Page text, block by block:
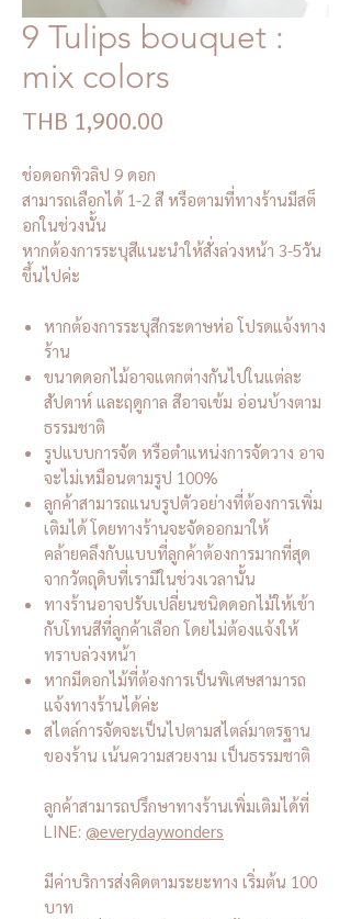
9 Tulips bouquet :
mix colors
THB 1,900.00
ช่อดอกทิวลิป 9 ดอก
สามารถเลือกได้ 1-2 สี หรือตามที่ทางร้านมีสต็
อกในช่วงนั้น
หากต้องการระบุสีแนะนำให้สั่งล่วงหน้า 3-5วัน
ขึ้นไปค่ะ
หากต้องการระบุสีกระดาษห่อ โปรดแจ้งทาง
ร้าน
ขนาดดอกไม้อาจแตกต่างกันไปในแต่ละ
สัปดาห์ และฤดูกาล สีอาจเข้ม อ่อนบ้างตาม
ธรรมชาติ
รูปแบบการจัด หรือตำแหน่งการจัดวาง อาจ
จะไม่เหมือนตามรูป 100%
ลูกค้าสามารถแนบรูปตัวอย่างที่ต้องการเพิ่ม
เติมได้ โดยทางร้านจะจัดออกมาให้
คล้ายคลึงกับแบบที่ลูกค้าต้องการมากที่สุด
จากวัตถุดิบที่เรามีในช่วงเวลานั้น
ทางร้านอาจปรับเปลี่ยนชนิดดอกไม้ให้เข้า
กับโทนสีที่ลูกค้าเลือก โดยไม่ต้องแจ้งให้
ทราบล่วงหน้า
หากมีดอกไม้ที่ต้องการเป็นพิเศษสามารถ
แจ้งทางร้านได้ค่ะ
สไตล์การจัดจะเป็นไปตามสไตล์มาตรฐาน
ของร้าน เน้นความสวยงาม เป็นธรรมชาติ
ลูกค้าสามารถปรึกษาทางร้านเพิ่มเติมได้ที่
LINE: @everydaywonders
มีค่าบริการส่งคิดตามระยะทาง เริ่มต้น 100
บาท